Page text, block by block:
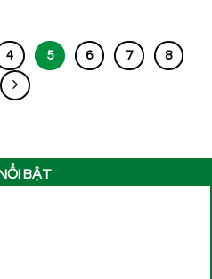
4 5 6 7 8
BẬT